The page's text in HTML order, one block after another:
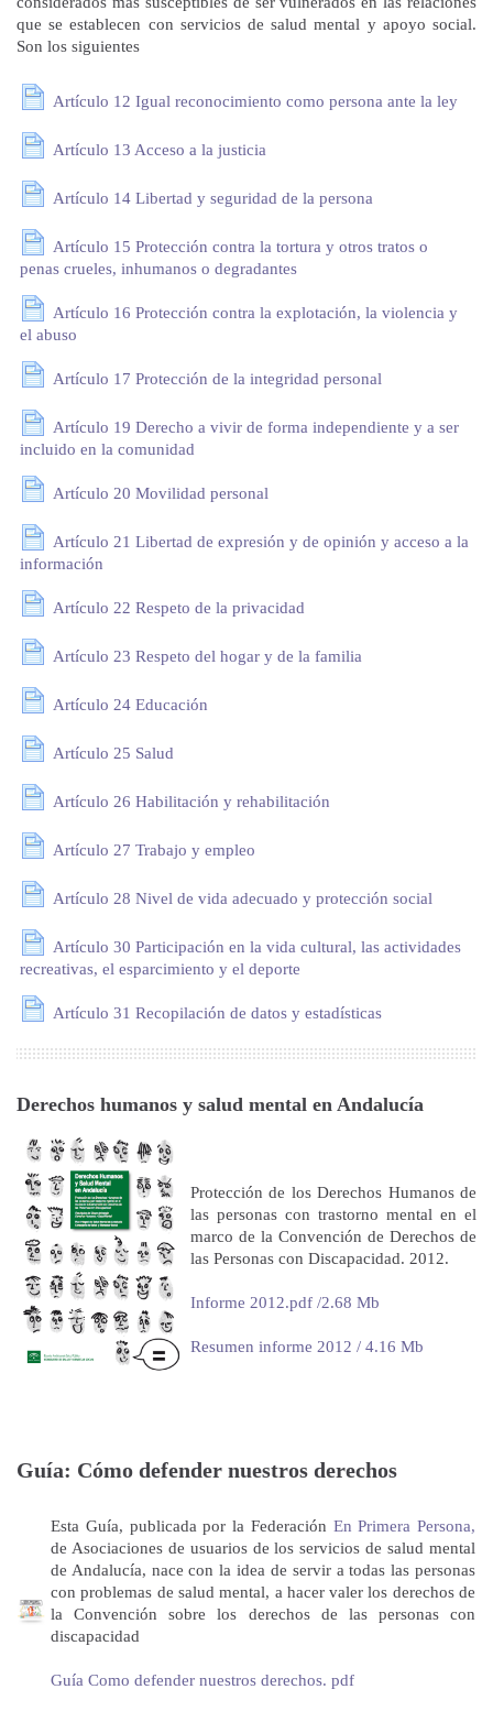
que se establecen con servicios de salud mental y apoyo social.
Son los siguientes
Artículo 12 Igual reconocimiento como persona ante la ley
Artículo 13 Acceso a la justicia
Artículo 14 Libertad y seguridad de la persona
Artículo 15 Protección contra la tortura y otros tratos o
penas crueles, inhumanos o degradantes
Artículo 16 Protección contra la explotación, la violencia y
el abuso
Artículo 17 Protección de la integridad personal
Artículo 19 Derecho a vivir de forma independiente y a ser
incluido en la comunidad
Artículo 20 Movilidad personal
Artículo 21 Libertad de expresión y de opinión y acceso a la
información
Artículo 22 Respeto de la privacidad
Artículo 23 Respeto del hogar y de la familia
Artículo 24 Educación
Artículo 25 Salud
Artículo 26 Habilitación y rehabilitación
Artículo 27 Trabajo y empleo
Artículo 28 Nivel de vida adecuado y protección social
Artículo 30 Participación en la vida cultural, las actividades
recreativas, el esparcimiento y el deporte
Artículo 31 Recopilación de datos y estadísticas
Derechos humanos y salud mental en Andalucía
Protección de los Derechos Humanos de
las personas con trastorno mental en el
marco de la Convención de Derechos de
las Personas con Discapacidad. 2012.
Informe 2012.pdf /2.68 Mb
Resumen informe 2012 / 4.16 Mb
Guía: Cómo defender nuestros derechos
Esta Guía, publicada por la Federación En Primera Persona,
de Asociaciones de usuarios de los servicios de salud mental
de Andalucía, nace con la idea de servir a todas las personas
con problemas de salud mental, a hacer valer los derechos de
la Convención sobre los derechos de las personas con
discapacidad
Guía Como defender nuestros derechos. pdf